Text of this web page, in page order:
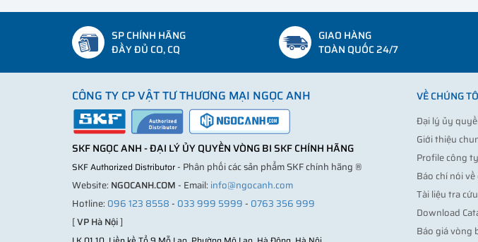
SP CHÍNH HÃNG
ĐẦY ĐỦ CO, CQ
GIAO HÀNG
TOÀN QUỐC 24/7
CÔNG TY CP VẬT TƯ THƯƠNG MẠI NGỌC ANH
SKF NGỌC ANH - ĐẠI LÝ ỦY QUYỀN VÒNG BI SKF CHÍNH HÃNG
SKF Authorized Distributor- Phân phối các sản phẩm SKF chính hãng ®
Website: NGOCANH.COM- Email: info@ngocanh.com
Hotline: 096 123 8558- 033 999 5999- 0763 356 999
[VP Hà Nội]
VỀ CHÚNG
Đại lý ủy
Giới thiệu
Profile công ty
Báo chí nói
Tài liệu tra
Download
Báo giá vòng